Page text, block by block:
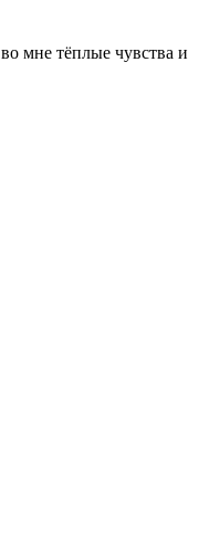
мне тёплые чувства и